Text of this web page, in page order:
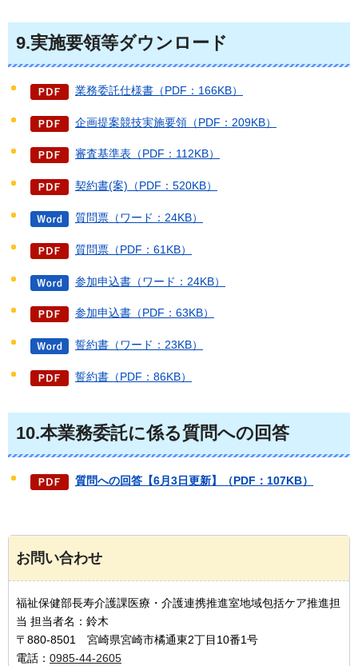
9.実施要領等ダウンロード
業務委託仕様書（PDF：166KB）
企画提案競技実施要領（PDF：209KB）
審査基準表（PDF：112KB）
契約書(案)（PDF：520KB）
質問票（ワード：24KB）
質問票（PDF：61KB）
参加申込書（ワード：24KB）
参加申込書（PDF：63KB）
誓約書（ワード：23KB）
誓約書（PDF：86KB）
10.本業務委託に係る質問への回答
質問への回答【6月3日更新】（PDF：107KB）
お問い合わせ
福祉保健部長寿介護課医療・介護連携推進室地域包括ケア推進担
当 担当者名：鈴木
〒880-8501 宮崎県宮崎市橘通東2丁目10番1号
電話： 0985-44-2605